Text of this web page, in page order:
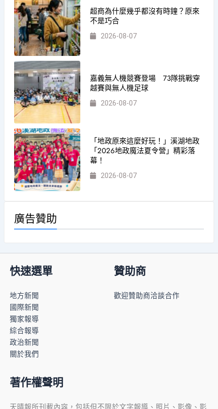
超商為什麼幾乎都沒有時鐘？原來
不是巧合
2026-08-07
嘉義無人機競賽登場 73隊挑戰穿
越賽與無人機足球
2026-08-07
「地政原來這麼好玩！」溪湖地政
「2026地政魔法夏令營」精彩落
幕！
2026-08-07
廣告贊助
快速選單
地方新聞
國際新聞
獨家報導
綜合報導
政治新聞
關於我們
贊助商
歡迎贊助商洽談合作
著作權聲明
天晴報所刊載內容，包括但不限於文字報導、照片、影像、影